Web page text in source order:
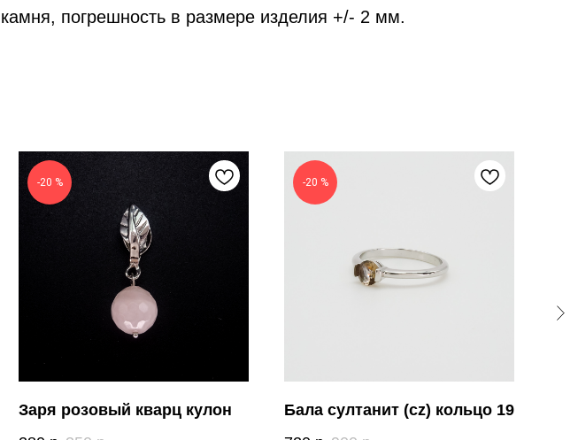
камня, погрешность в размере изделия +/- 2 мм.
-20 %
Заря розовый кварц кулон
-20 %
Бала султанит (cz) кольцо 19